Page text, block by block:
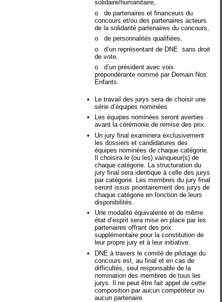
solidaire/humanitaire,
ode partenaires et financeurs du
concours et/ou des partenaires acteurs
de la solidarité partenaires du concours,
ode personnalités qualifiées,
od’un représentant de DNE sans droit
de vote,
od’un président avec voix
prépondérante nommé par Demain Nos
Enfants.
Le travail des jurys sera de choisir une
série d’équipes nominées
Les équipes nominées seront averties
avant la cérémonie de remise des prix.
Un jury final examinera exclusivement
les dossiers et candidatures des
équipes nominées de chaque catégorie.
Il choisira le (ou les) vainqueur(s) de
chaque catégorie. La structuration du
jury final sera identique à celle des jurys
par catégorie. Les membres du jury final
seront issus prioritairement des jurys de
chaque catégorie en fonction de leurs
disponibilités.
Une modalité équivalente et de même
état d’esprit sera mise en place par les
partenaires offrant des prix
supplémentaire pour la constitution de
leur propre jury et à leur initiative.
DNE à travers le comité de pilotage du
concours est, au final et en cas de
difficultés, seul responsable de la
nomination des membres de tous les
jurys. Il ne peut être fait appel de cette
composition par aucun compétiteur ou
aucun partenaire.